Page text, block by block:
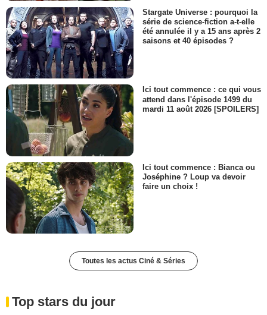
Stargate Universe : pourquoi la
série de science-fiction a-t-elle
été annulée il y a 15 ans après 2
saisons et 40 épisodes ?
Ici tout commence : ce qui vous
attend dans l'épisode 1499 du
mardi 11 août 2026 [SPOILERS]
Ici tout commence : Bianca ou
Joséphine ? Loup va devoir
faire un choix !
Toutes les actus Ciné & Séries
Top stars du jour